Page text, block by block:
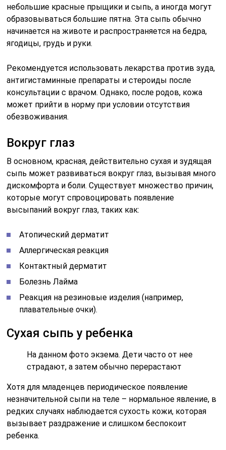
небольшие красные прыщики и сыпь, а иногда могут
образовываться большие пятна. Эта сыпь обычно
начинается на животе и распространяется на бедра,
ягодицы, грудь и руки.
Рекомендуется использовать лекарства против зуда,
антигистаминные препараты и стероиды после
консультации с врачом. Однако, после родов, кожа
может прийти в норму при условии отсутствия
обезвоживания.
Вокруг глаз
В основном, красная, действительно сухая и зудящая
сыпь может развиваться вокруг глаз, вызывая много
дискомфорта и боли. Существует множество причин,
которые могут спровоцировать появление
высыпаний вокруг глаз, таких как:
Атопический дерматит
Аллергическая реакция
Контактный дерматит
Болезнь Лайма
Реакция на резиновые изделия (например,
плавательные очки).
Сухая сыпь у ребенка
На данном фото экзема. Дети часто от нее
страдают, а затем обычно перерастают
Хотя для младенцев периодическое появление
незначительной сыпи на теле – нормальное явление, в
редких случаях наблюдается сухость кожи, которая
вызывает раздражение и слишком беспокоит
ребенка.